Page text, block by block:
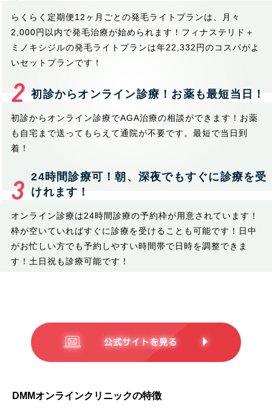
らくらく定期便12ヶ月ごとの発毛ライトプランは、月々
2,000円以内で発毛治療が始められます！フィナステリド＋
ミノキシジルの発毛ライトプランは年22,332円のコスパがよ
いセットプランです！
初診からオンライン診療！お薬も最短当日！
初診からオンライン診療でAGA治療の相談ができます！お薬
も自宅まで送ってもらえて通院が不要です。最短で当日到
着！
24時間診療可！朝、深夜でもすぐに診療を受
けれます！
オンライン診療は24時間診療の予約枠が用意されています！
枠が空いていればすぐに診療を受けることも可能です！日中
がお忙しい方でも予約しやすい時間帯で日時を調整できま
す！土日祝も診療可能です！
DMMオンラインクリニックの特徴